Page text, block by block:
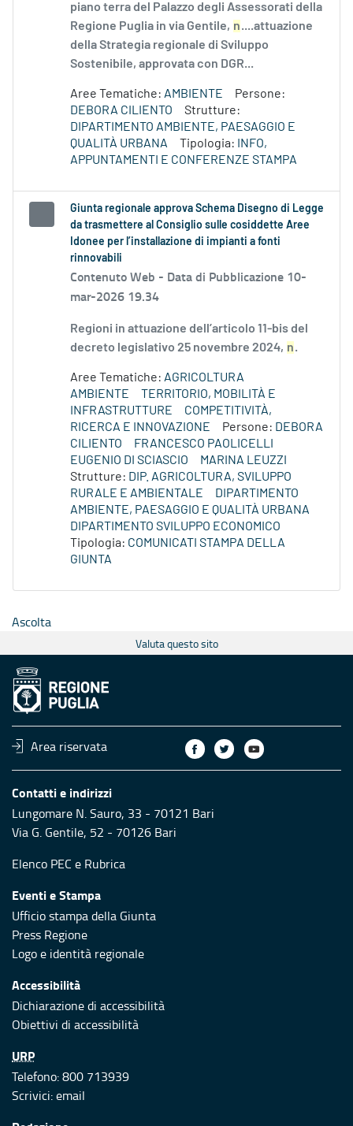
piano terra del Palazzo degli Assessorati della
Regione Puglia in via Gentile, n....attuazione
della Strategia regionale di Sviluppo
Sostenibile, approvata con DGR...
Aree Tematiche: AMBIENTE
Persone:
DEBORA CILIENTO
Strutture:
DIPARTIMENTO AMBIENTE, PAESAGGIO E
QUALITÀ URBANA
Tipologia:
INFO,
APPUNTAMENTI E CONFERENZE STAMPA
Giunta regionale approva Schema Disegno di Legge
da trasmettere al Consiglio sulle cosiddette Aree
Idonee per l’installazione di impianti a fonti
rinnovabili
Contenuto Web - Data di Pubblicazione 10-
mar-2026 19.34
Regioni in attuazione dell’articolo 11-bis del
decreto legislativo 25 novembre 2024, n.
Aree Tematiche: AGRICOLTURA
AMBIENTE
TERRITORIO, MOBILITÀ E
INFRASTRUTTURE
COMPETITIVITÀ,
RICERCA E INNOVAZIONE
Persone: DEBORA
CILIENTO
FRANCESCO PAOLICELLI
EUGENIO DI SCIASCIO
MARINA LEUZZI
Strutture: DIP. AGRICOLTURA, SVILUPPO
RURALE E AMBIENTALE
DIPARTIMENTO
AMBIENTE, PAESAGGIO E QUALITÀ URBANA
DIPARTIMENTO SVILUPPO ECONOMICO
Tipologia: COMUNICATI STAMPA DELLA
GIUNTA
Ascolta
Valuta questo sito
Area riservata
Contatti e indirizzi
Lungomare N. Sauro, 33 - 70121 Bari
Via G. Gentile, 52 - 70126 Bari
Elenco PEC e Rubrica
Eventi e Stampa
Ufficio stampa della Giunta
Press Regione
Logo e identità regionale
Accessibilità
Dichiarazione di accessibilità
Obiettivi di accessibilità
URP
Telefono: 800 713939
Scrivici:email